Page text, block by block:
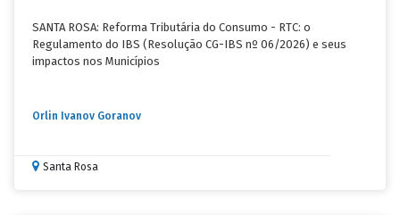
SANTA ROSA: Reforma Tributária do Consumo - RTC: o
Regulamento do IBS (Resolução CG-IBS nº 06/2026) e seus
impactos nos Municípios
Orlin Ivanov Goranov
Santa Rosa